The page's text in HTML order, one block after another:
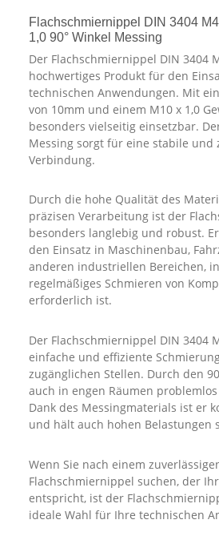
Flachschmiernippel DIN 3404
1,0 90° Winkel Messing
Der Flachschmiernippel DIN 3404
hochwertiges Produkt für den
technischen Anwendungen. Mit
von 10mm und einem M10 x 1,0
besonders vielseitig einsetzbar.
Messing sorgt für eine stabile und
Verbindung.
Durch die hohe Qualität des
präzisen Verarbeitung ist der
besonders langlebig und robust.
den Einsatz in Maschinenbau,
anderen industriellen Bereichen,
regelmäßiges Schmieren von
erforderlich ist.
Der Flachschmiernippel DIN 3404
einfache und effiziente
zugänglichen Stellen. Durch den
auch in engen Räumen
Dank des Messingmaterials ist er
und hält auch hohen Belastungen
Wenn Sie nach einem
Flachschmiernippel suchen, der
entspricht, ist der
ideale Wahl für Ihre technischen